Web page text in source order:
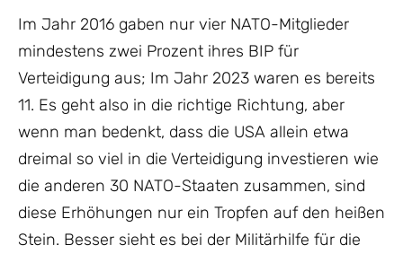
Im Jahr 2016 gaben nur vier NATO-Mitglieder
mindestens zwei Prozent ihres BIP für
Verteidigung aus; Im Jahr 2023 waren es bereits
11. Es geht also in die richtige Richtung, aber
wenn man bedenkt, dass die USA allein etwa
dreimal so viel in die Verteidigung investieren wie
die anderen 30 NATO-Staaten zusammen, sind
diese Erhöhungen nur ein Tropfen auf den heißen
Stein. Besser sieht es bei der Militärhilfe für die